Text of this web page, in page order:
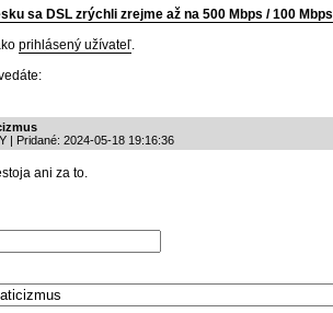
sa DSL zrýchli zrejme až na 500 Mbps / 100 Mbps
prihlásený užívateľ.
| Pridané: 2024-05-18 19:16:36
ani za to.